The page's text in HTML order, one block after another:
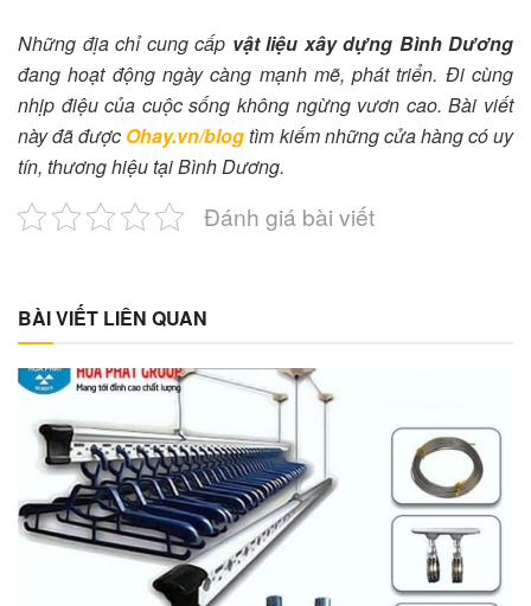
Những địa chỉ cung cấp vật liệu xây dựng Bình Dương
đang hoạt động ngày càng mạnh mẽ, phát triển. Đi cùng
nhịp điệu của cuộc sống không ngừng vươn cao. Bài viết
này đã được Ohay.vn/blogtìm kiếm những cửa hàng có uy
tín, thương hiệu tại Bình Dương.
Đánh giá bài viết
BÀI VIẾT LIÊN QUAN